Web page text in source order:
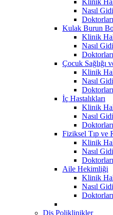
Nasıl
Kulak Burun
Klinik
Nasıl
Çocuk Sağlığı
Klinik
Nasıl
İç Hastalıkları
Klinik
Nasıl
Fiziksel Tıp ve
Klinik
Nasıl
Aile Hekimliği
Klinik
Nasıl
Diş Poliklinikler